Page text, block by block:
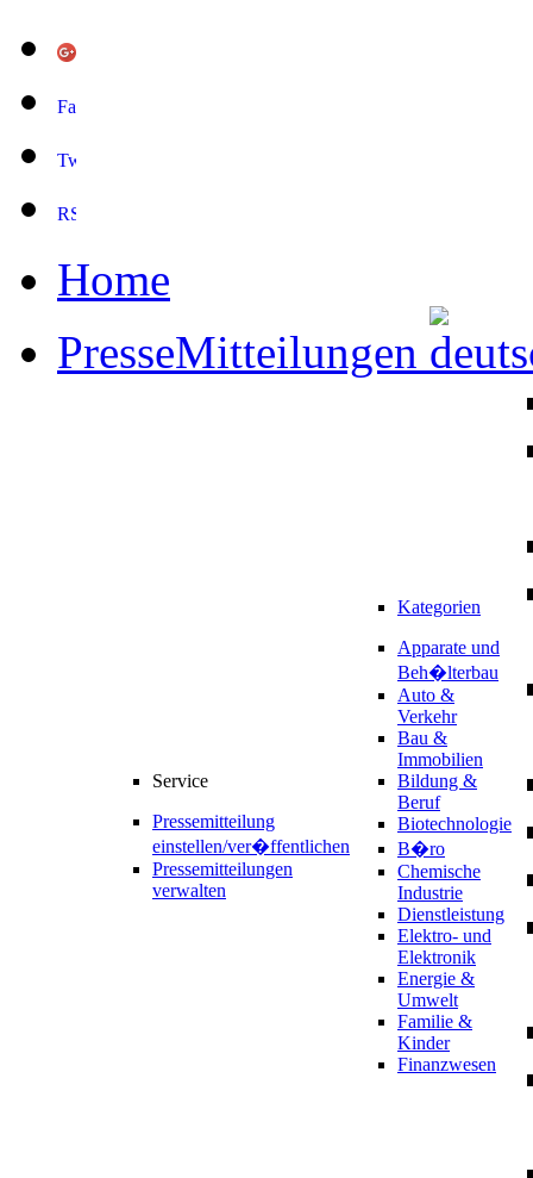
Home
PresseMitteilungen
Service
Pressemitteilung
einstellen/ver�ffentlichen
Pressemitteilungen
verwalten
Kategorien
Apparate und
Beh�lterbau
Auto &
Verkehr
Bau &
Immobilien
Bildung &
Beruf
Biotechnologie
B�ro
Chemische
Industrie
Dienstleistung
Elektro- und
Elektronik
Energie &
Umwelt
Familie &
Kinder
Finanzwesen